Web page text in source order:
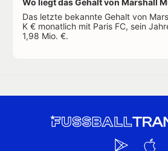
Wo liegt das Gehalt von Marshall
Das letzte bekannte Gehalt von
K € monatlich mit Paris FC, sein
1,98 Mio. €.